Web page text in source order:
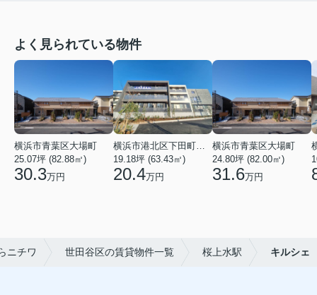
よく見られている物件
横浜市青葉区大場町
25.07坪 (82.88㎡)
30.3万円
19.18坪 (63.43㎡)
20.4万円
横浜市青葉区大場町
24.80坪 (82.00㎡)
31.6万円
ニチワ 世田谷区の賃貸物件一覧 桜上水駅 キルシェ